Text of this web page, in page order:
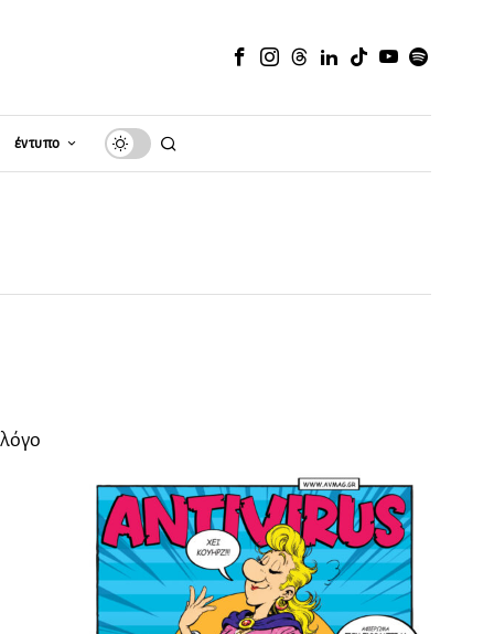
έντυπο